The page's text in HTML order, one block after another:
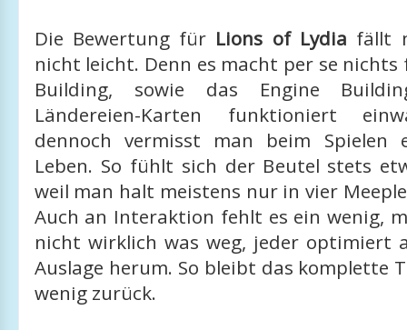
Die Bewertung für Lions of Lydia fällt
nicht leicht. Denn es macht per se nichts
Building, sowie das Engine
Ländereien-Karten funktioniert
dennoch vermisst man beim Spielen
Leben. So fühlt sich der Beutel stets
weil man halt meistens nur in vier
Auch an Interaktion fehlt es ein wenig,
nicht wirklich was weg, jeder optimiert
Auslage herum. So bleibt das komplette
wenig zurück.